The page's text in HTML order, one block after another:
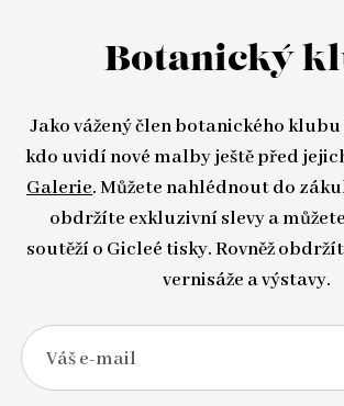
Botanický
Jako vážený člen botanického
kdo uvidí nové malby ještě před
Galerie. Můžete nahlédnout do
obdržíte exkluzivní slevy a
soutěží o Gicleé tisky. Rovněž
vernisáže a výstavy.
Váš e-mail